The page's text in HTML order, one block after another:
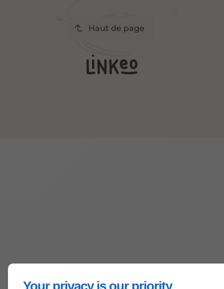
Your privacy is our priority
Haut de page